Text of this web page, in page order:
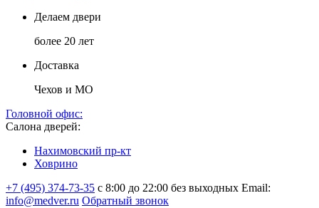
Делаем двери
более 20 лет
Доставка
Чехов и МО
Головной офис:
Салона дверей:
Нахимовский пр-кт
Ховрино
+7 (495) 374-73-35 с 8:00 до 22:00 без выходных Email:
info@medver.ru Обратный звонок